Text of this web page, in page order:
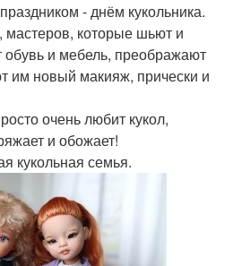
- днём кукольника.
мастеров, которые шьют и
обувь и мебель, преображают
им новый макияж, прически и
очень любит кукол,
и обожает!
кукольная семья.